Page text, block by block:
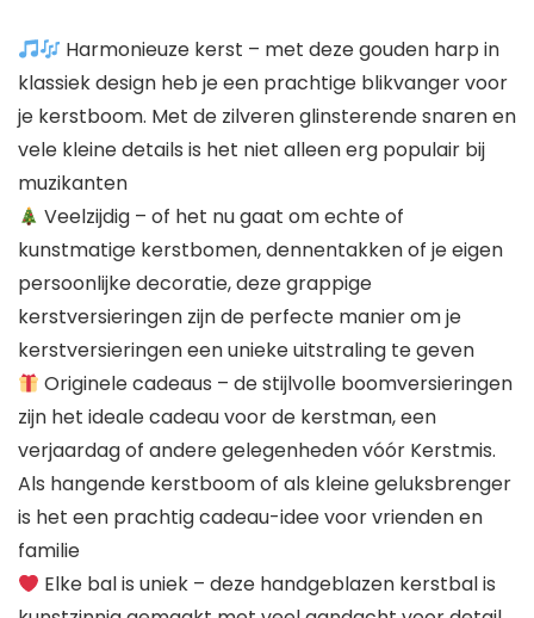
Harmonieuze kerst – met deze gouden harp in
klassiek design heb je een prachtige blikvanger voor
je kerstboom. Met de zilveren glinsterende snaren en
vele kleine details is het niet alleen erg populair bij
muzikanten
Veelzijdig – of het nu gaat om echte of
kunstmatige kerstbomen, dennentakken of je eigen
persoonlijke decoratie, deze grappige
kerstversieringen zijn de perfecte manier om je
kerstversieringen een unieke uitstraling te geven
Originele cadeaus – de stijlvolle boomversieringen
zijn het ideale cadeau voor de kerstman, een
verjaardag of andere gelegenheden vóór Kerstmis.
Als hangende kerstboom of als kleine geluksbrenger
is het een prachtig cadeau-idee voor vrienden en
familie
Elke bal is uniek – deze handgeblazen kerstbal is